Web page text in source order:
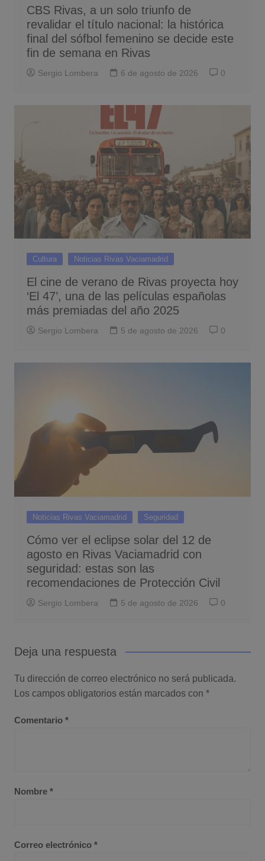
CBS Rivas, a un solo triunfo de
revalidar el título nacional: la histórica
final del sófbol femenino se decide este
fin de semana en Rivas
Sergio Lombera 6 de agosto de 2026 0
Cultura Noticias Rivas Vaciamadrid
El cine de verano de Rivas proyecta hoy
‘El 47’, una de las películas españolas
más premiadas del año 2025
Sergio Lombera 5 de agosto de 2026 0
Noticias Rivas Vaciamadrid Seguridad
Cómo ver el eclipse solar del 12 de
agosto en Rivas Vaciamadrid con
seguridad: estas son las
recomendaciones de Protección Civil
Sergio Lombera 5 de agosto de 2026 0
Deja una respuesta
Tu dirección de correo electrónico no será publicada.
Los campos obligatorios están marcados con *
Comentario *
Nombre *
Correo electrónico *